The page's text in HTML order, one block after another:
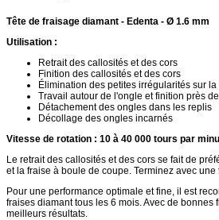
Tête de fraisage diamant - Edenta - Ø 1.6 mm
Utilisation :
Retrait des callosités et des cors
Finition des callosités et des cors
Élimination des petites irrégularités sur
Travail autour de l'ongle et finition près
Détachement des ongles dans les replis
Décollage des ongles incarnés
Vitesse de rotation : 10 à 40 000 tours par
Le retrait des callosités et des cors se fait de
et la fraise à boule de coupe. Terminez avec une
Pour une performance optimale et fine, il est
fraises diamant tous les 6 mois. Avec de bonnes
meilleurs résultats.